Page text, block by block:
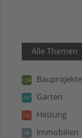
Alle Themen
134 Bauprojekte
247 Garten
142 Heizung
48 Immobilien